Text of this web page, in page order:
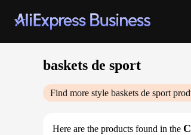
baskets de sport
Find more style baskets de sport
Here are the products found in the